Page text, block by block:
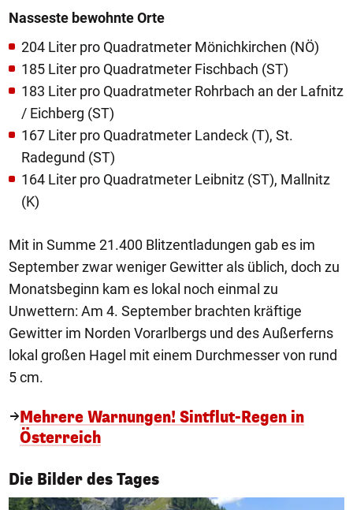
Nasseste bewohnte Orte
204 Liter pro Quadratmeter Mönichkirchen (NÖ)
185 Liter pro Quadratmeter Fischbach (ST)
183 Liter pro Quadratmeter Rohrbach an der Lafnitz
/ Eichberg (ST)
167 Liter pro Quadratmeter Landeck (T), St.
Radegund (ST)
164 Liter pro Quadratmeter Leibnitz (ST), Mallnitz
(K)
Mit in Summe 21.400 Blitzentladungen gab es im
September zwar weniger Gewitter als üblich, doch zu
Monatsbeginn kam es lokal noch einmal zu
Unwettern: Am 4. September brachten kräftige
Gewitter im Norden Vorarlbergs und des Außerferns
lokal großen Hagel mit einem Durchmesser von rund
5 cm.
Mehrere Warnungen! Sintflut-Regen in
Österreich
Die Bilder des Tages
1/50